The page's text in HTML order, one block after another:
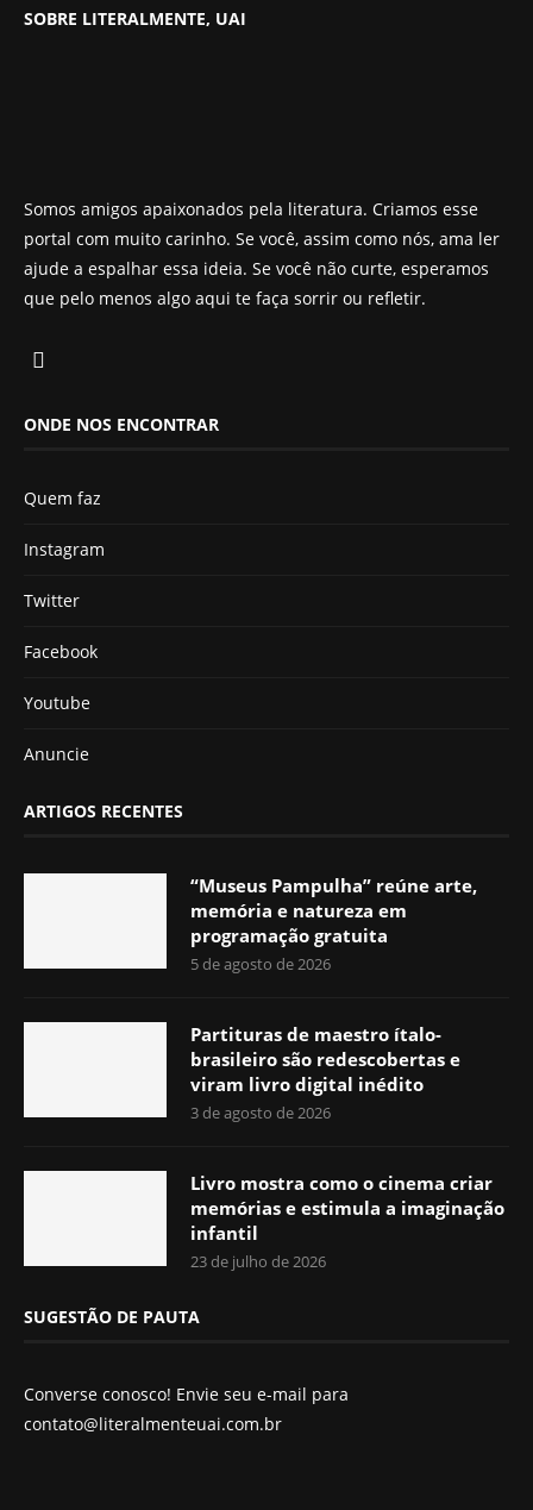
SOBRE LITERALMENTE, UAI
Somos amigos apaixonados pela literatura. Criamos esse
portal com muito carinho. Se você, assim como nós, ama ler
ajude a espalhar essa ideia. Se você não curte, esperamos
que pelo menos algo aqui te faça sorrir ou refletir.
ONDE NOS ENCONTRAR
Quem faz
Instagram
Twitter
Facebook
Youtube
Anuncie
ARTIGOS RECENTES
“Museus Pampulha” reúne arte,
memória e natureza em
programação gratuita
5 de agosto de 2026
Partituras de maestro ítalo-
brasileiro são redescobertas e
viram livro digital inédito
3 de agosto de 2026
Livro mostra como o cinema criar
memórias e estimula a imaginação
infantil
23 de julho de 2026
SUGESTÃO DE PAUTA
Converse conosco! Envie seu e-mail para
contato@literalmenteuai.com.br